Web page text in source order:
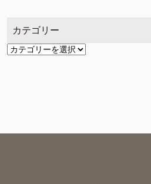
カテゴリー
カ